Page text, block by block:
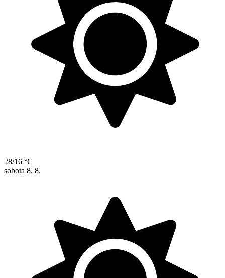
28/16 °C
sobota 8. 8.